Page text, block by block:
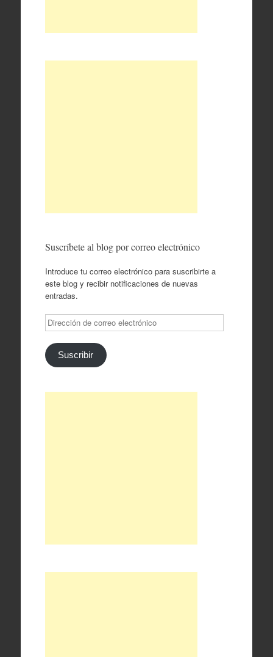
Suscríbete al blog por correo electrónico
Introduce tu correo electrónico para suscribirte a
este blog y recibir notificaciones de nuevas
entradas.
Dirección
de
correo
electrónico
Suscribir